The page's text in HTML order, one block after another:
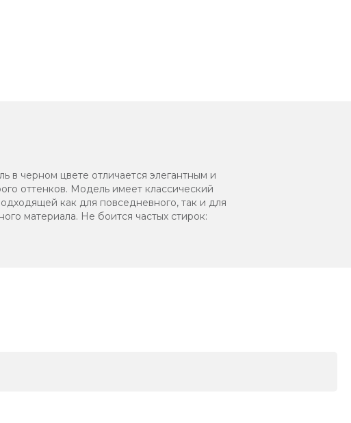
в черном цвете отличается элегантным и
оттенков. Модель имеет классический
как для повседневного, так и для
материала. Не боится частых стирок: